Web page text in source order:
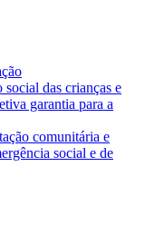
social das crianças e
garantia para a
comunitária e
social e de